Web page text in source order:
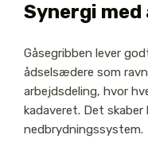
Synergi
Gåsegribben lever
ådselsædere som
arbejdsdeling, hvor
kadaveret. Det
nedbrydningssystem.